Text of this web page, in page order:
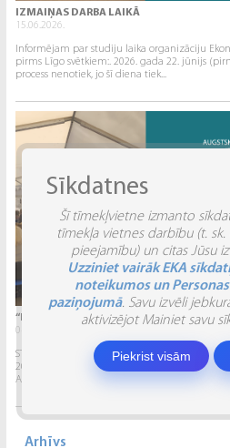
IZMAIŅAS DARBA LAIKĀ
15.06.2026.
Informējam par studiju laika organizāciju
pirms Līgo svētkiem:. 2026. gada 22. jūnijs
process nenotiek, jo šī diena tiek...
“INVENTIO 2026” ATSKATS
04.06.2026.
STUDĒJOŠO STARPTAUTISKĀ ZINĀTNISKI
2026. gada 29. un 30. maijā Ekonomikas un
Alberta Koledžu organizēja Studējošo...
Arhīvs
Sīkdatnes
Šī tīmekļvietne izmanto
tīmekļa vietnes darbību (t.
pieejamību) un citas Jūsu
Uzziniet vairāk EKA
noteikumos un
paziņojumā. Savu izvēli
aktivizējot Mainiet savu
Piekrist visām